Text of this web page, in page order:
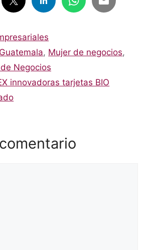
, Mujer de negocios,
Negocios
innovadoras tarjetas BIO